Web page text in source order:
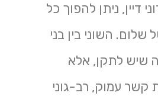
דיין, ניתן להפוך כל
השוני בין בני
שיש לתקן, אלא
קשר עמוק, רב-גוני